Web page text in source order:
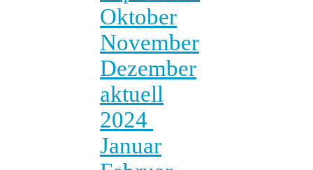
Oktober
November
Dezember
aktuell
2024
Januar